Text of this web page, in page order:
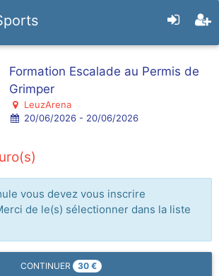
Formation Escalade au Permis de
Grimper
LeuzArena
20/06/2026 - 20/06/2026
vous devez vous inscrire
de le(s) sélectionner dans la liste
CONTINUER 30 €